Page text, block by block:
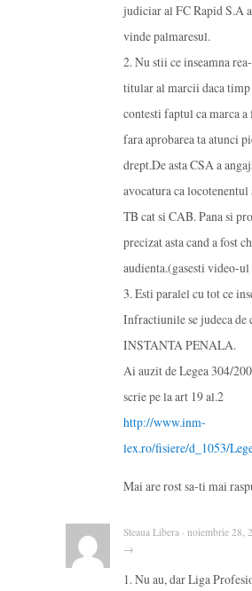
judiciar al FC Rapid S.A
vinde palmaresul.
2. Nu stii ce inseamna
titular al marcii daca timp
contesti faptul ca marca
fara aprobarea ta atunci
drept.De asta CSA a
avocatura ca
TB cat si CAB. Pana si
precizat asta cand a fost
audienta.(gasesti video-
3. Esti paralel cu tot ce
Infractiunile se judeca de
INSTANTA PENALA.
Ai auzit de Legea 304/
scrie pe la art 19 al.2
http://www.inm-
lex.ro/fisiere/d_1053/
Mai are rost sa-ti mai
Steaua Libera · noiembrie 28,
→
1. Nu au, dar Liga